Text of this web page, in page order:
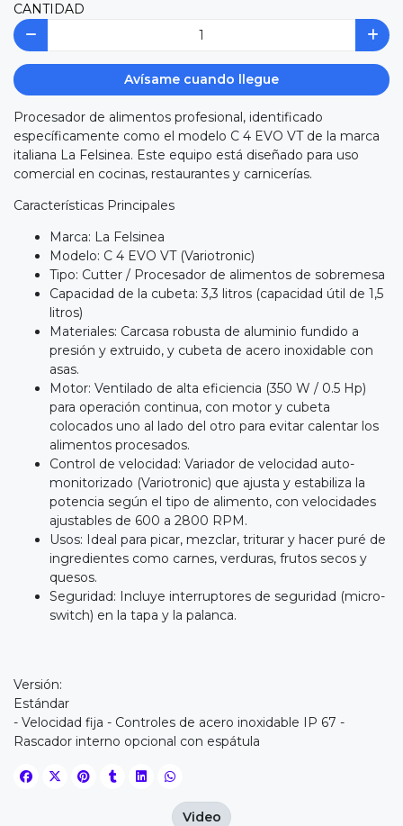
CANTIDAD
Avísame cuando llegue
Procesador de alimentos profesional, identificado
específicamente como el modelo C 4 EVO VT de la marca
italiana La Felsinea. Este equipo está diseñado para uso
comercial en cocinas, restaurantes y carnicerías.
Características Principales
Marca: La Felsinea
Modelo: C 4 EVO VT (Variotronic)
Tipo: Cutter / Procesador de alimentos de sobremesa
Capacidad de la cubeta: 3,3 litros (capacidad útil de 1,5
litros)
Materiales: Carcasa robusta de aluminio fundido a
presión y extruido, y cubeta de acero inoxidable con
asas.
Motor: Ventilado de alta eficiencia (350 W / 0.5 Hp)
para operación continua, con motor y cubeta
colocados uno al lado del otro para evitar calentar los
alimentos procesados.
Control de velocidad: Variador de velocidad auto-
monitorizado (Variotronic) que ajusta y estabiliza la
potencia según el tipo de alimento, con velocidades
ajustables de 600 a 2800 RPM.
Usos: Ideal para picar, mezclar, triturar y hacer puré de
ingredientes como carnes, verduras, frutos secos y
quesos.
Seguridad: Incluye interruptores de seguridad (micro-
switch) en la tapa y la palanca.
Versión:
Estándar
- Velocidad fija - Controles de acero inoxidable IP 67 -
Rascador interno opcional con espátula
Video